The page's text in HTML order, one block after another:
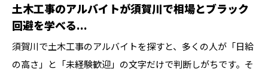
土木工事のアルバイトが須賀川で相場とブラック
回避を学べる...
須賀川で土木工事のアルバイトを探すと、多くの人が「日給
の高さ」と「未経験歓迎」の文字だけで判断しがちです。そ